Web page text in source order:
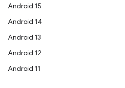
Android 15
Android 14
Android 13
Android 12
Android 11